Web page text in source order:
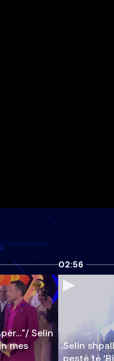
Selin
mes
02:56
Selin
pestë të